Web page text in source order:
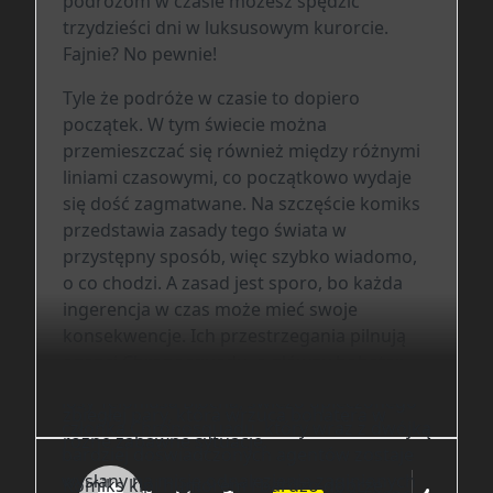
innych epokach, obserwując historię z
bliska. Oczywiście wszystko odbywa się pod
ścisłym nadzorem specjalistów, bo
mogłoby skończyć się katastrofą dla całej
linii czasowej. Nad bezpieczeństwem czuwa
tytułowy Chronosquad, czyli
wyspecjalizowana jednostka reagująca na
wszelkie naruszenia przepisów. Historię
poznajemy z dwóch uzupełniających się
perspektyw. Z jednej strony obserwujemy
zbuntowaną parę nastolatków, która
postanawia uciec ze staroegipskiego
wysłany na misję odnalezienia zaginionych
trzydzieści dni w luksusowym kurorcie.
Fajnie? No pewnie!
Tyle że podróże w czasie to dopiero
początek. W tym świecie można
przemieszczać się również między różnymi
liniami czasowymi, co początkowo wydaje
się dość zagmatwane. Na szczęście komiks
przedstawia zasady tego świata w
przystępny sposób, więc szybko wiadomo,
o co chodzi. A zasad jest sporo, bo każda
ingerencja w czas może mieć swoje
różne zabawne sytuacje.
Komiks kipi humorem i bardzo dobrze